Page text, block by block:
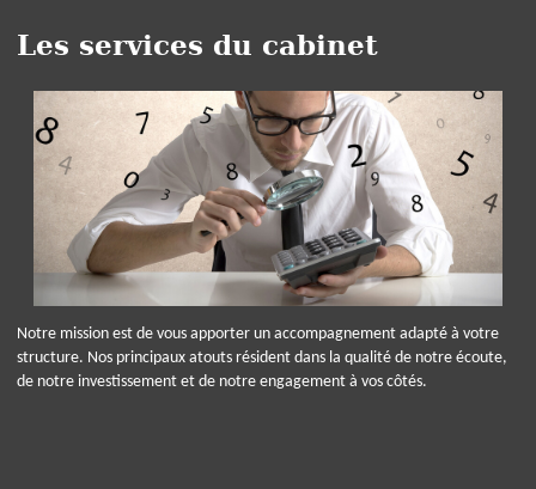
Les services du cabinet
Notre mission est de vous apporter un accompagnement adapté à votre
structure. Nos principaux atouts résident dans la qualité de notre écoute,
de notre investissement et de notre engagement à vos côtés.